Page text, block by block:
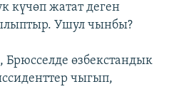
күчөп жатат деген
Ушул чынбы?
Брюсселде өзбекстандык
чыгып,